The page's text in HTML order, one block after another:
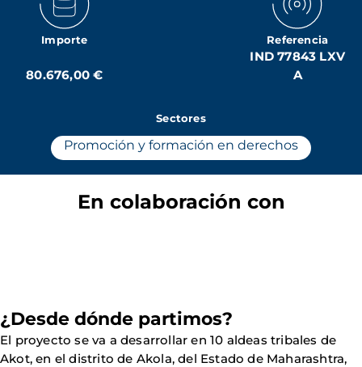
Importe
80.676,00 €
Referencia
IND 77843 LXV
A
Sectores
Promoción y formación en derechos
En colaboración con
¿Desde dónde partimos?
El proyecto se va a desarrollar en 10 aldeas tribales de
Akot, en el distrito de Akola, del Estado de Maharashtra,